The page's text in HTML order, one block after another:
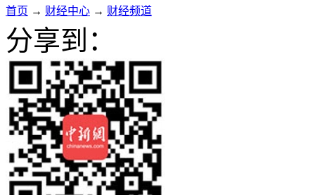
首页 → 财经中心 → 财经频道
分享到：